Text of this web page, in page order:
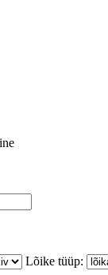
Lõike tüüp: